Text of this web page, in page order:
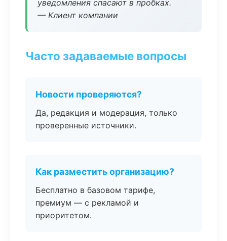
уведомления спасают в пробках.
— Клиент компании
Часто задаваемые вопросы
Новости проверяются?
Да, редакция и модерация, только
проверенные источники.
Как разместить организацию?
Бесплатно в базовом тарифе,
премиум — с рекламой и
приоритетом.